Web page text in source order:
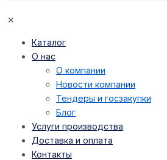
✕
Каталог
О нас
О компании
Новости компании
Тендеры и госзакупки
Блог
Услуги производства
Доставка и оплата
Контакты